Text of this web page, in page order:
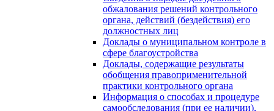
обжалования решений контрольного
органа, действий (бездействия) его
должностных лиц
Доклады о муниципальном контроле в
сфере благоустройства
Доклады, содержащие результаты
обобщения правоприменительной
практики контрольного органа
Информация о способах и процедуре
самообследования (при ее наличии),